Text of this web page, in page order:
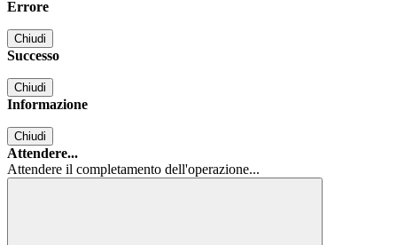
Errore
Chiudi
Successo
Chiudi
Informazione
Chiudi
Attendere...
Attendere il completamento dell'operazione...